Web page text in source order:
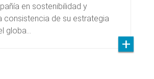
en sostenibilidad y
consistencia de su estrategia
globa…